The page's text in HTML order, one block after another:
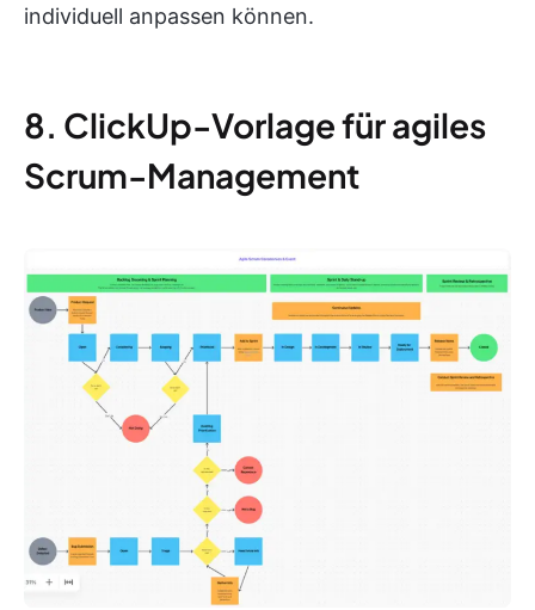
individuell anpassen können.
8. ClickUp-Vorlage für agiles
Scrum-Management